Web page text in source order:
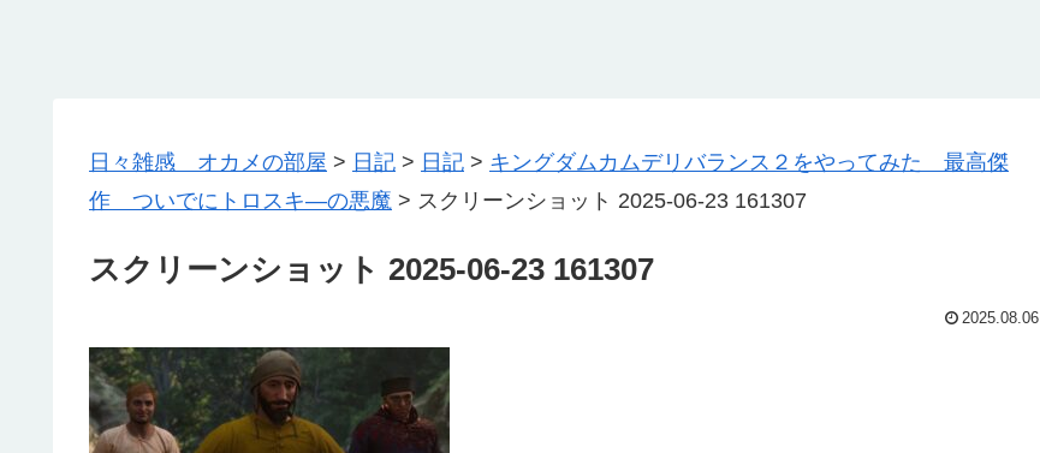
日々雑感 オカメの部屋 > 日記 > 日記 > キングダムカムデリバランス２をやってみた 最高傑
作 ついでにトロスキ―の悪魔 > スクリーンショット 2025-06-23 161307
スクリーンショット 2025-06-23 161307
2025.08.06